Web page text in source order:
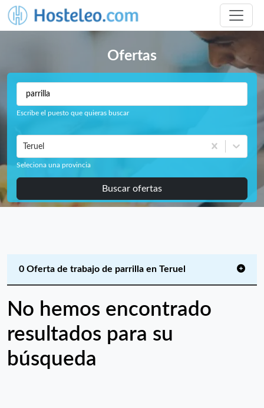
Ofertas
Escribe el puesto que quieras buscar
Teruel
Seleciona una provincia
Buscar ofertas
0 Oferta de trabajo de parrilla en Teruel
No hemos encontrado
resultados para su
búsqueda